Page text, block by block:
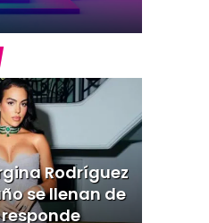
Rodríguez
se llenan de